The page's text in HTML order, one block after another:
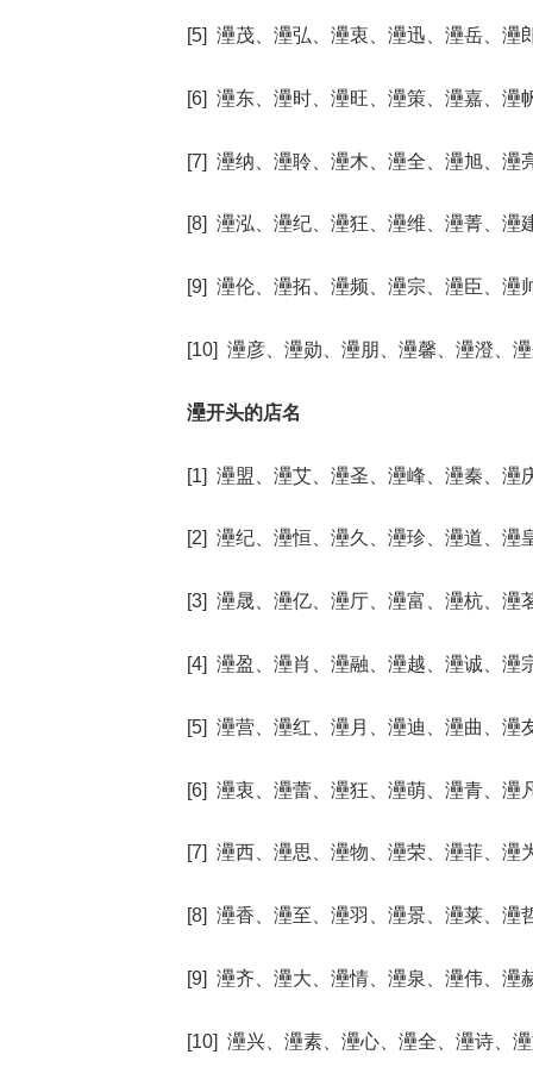
[5] 灅茂、灅弘、灅衷、灅迅、灅岳、灅
[6] 灅东、灅时、灅旺、灅策、灅嘉、灅
[7] 灅纳、灅聆、灅木、灅全、灅旭、灅
[8] 灅泓、灅纪、灅狂、灅维、灅菁、灅
[9] 灅伦、灅拓、灅频、灅宗、灅臣、灅
[10] 灅彦、灅勋、灅朋、灅馨、灅澄、
灅开头的店名
[1] 灅盟、灅艾、灅圣、灅峰、灅秦、灅
[2] 灅纪、灅恒、灅久、灅珍、灅道、灅
[3] 灅晟、灅亿、灅厅、灅富、灅杭、灅
[4] 灅盈、灅肖、灅融、灅越、灅诚、灅
[5] 灅营、灅红、灅月、灅迪、灅曲、灅
[6] 灅衷、灅蕾、灅狂、灅萌、灅青、灅
[7] 灅西、灅思、灅物、灅荣、灅菲、灅
[8] 灅香、灅至、灅羽、灅景、灅莱、灅
[9] 灅齐、灅大、灅情、灅泉、灅伟、灅
[10] 灅兴、灅素、灅心、灅全、灅诗、